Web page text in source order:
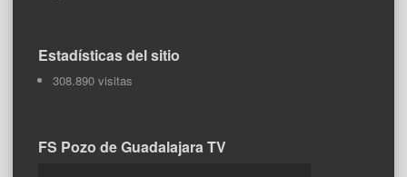
Estadísticas del sitio
308.890 visitas
FS Pozo de Guadalajara TV